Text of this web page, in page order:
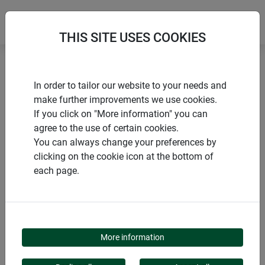
Accueil
Campagnols & taupes
Rallonge électrique pour appareil sur secteur
PRODUITS
RALLONGE
ÉLECTRIQUE POUR
THIS SITE USES COOKIES
In order to tailor our website to your needs and
make further improvements we use cookies.
If you click on "More information" you can
agree to the use of certain cookies.
You can always change your preferences by
clicking on the cookie icon at the bottom of
each page.
More information